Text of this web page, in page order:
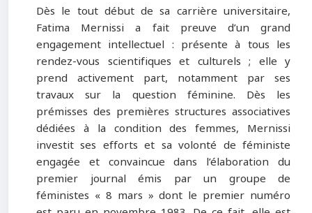
Dès le tout début de sa carrière universitaire,
Fatima Mernissi a fait preuve d’un grand
engagement intellectuel : présente à tous les
rendez-vous scientifiques et culturels ; elle y
prend activement part, notamment par ses
travaux sur la question féminine. Dès les
prémisses des premières structures associatives
dédiées à la condition des femmes, Mernissi
investit ses efforts et sa volonté de féministe
engagée et convaincue dans l’élaboration du
premier journal émis par un groupe de
féministes « 8 mars » dont le premier numéro